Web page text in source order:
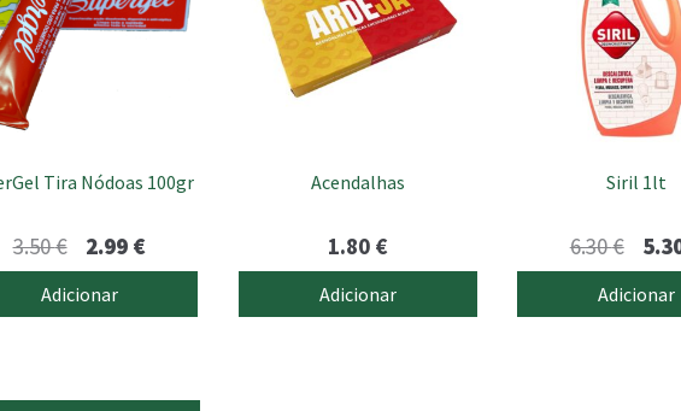
Tira Nódoas 100gr
3.50€
preço
original
2.99 €O
preço
atual
Adicionar
Acendalhas
1.80 €
Adicionar
Siril 1lt
6.30€
Adicionar